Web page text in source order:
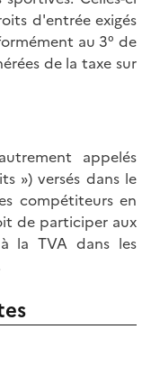
d'entrée exigés
au 3° de
de la taxe sur
appelés
») versés dans le
compétiteurs en
de participer aux
la TVA dans les